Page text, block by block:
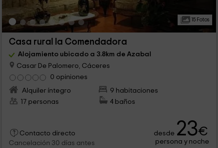
15 Fotos
Casa rural la Comendadora
Alojamiento ubicado a 3.8km de Azabal
Casar De Palomero, Cáceres
0 opiniones
Alquiler íntegro
9 habitaciones
17 personas
4 baños
Contacto directo
Cancelación 30 días antes
desde 23€
persona y noche